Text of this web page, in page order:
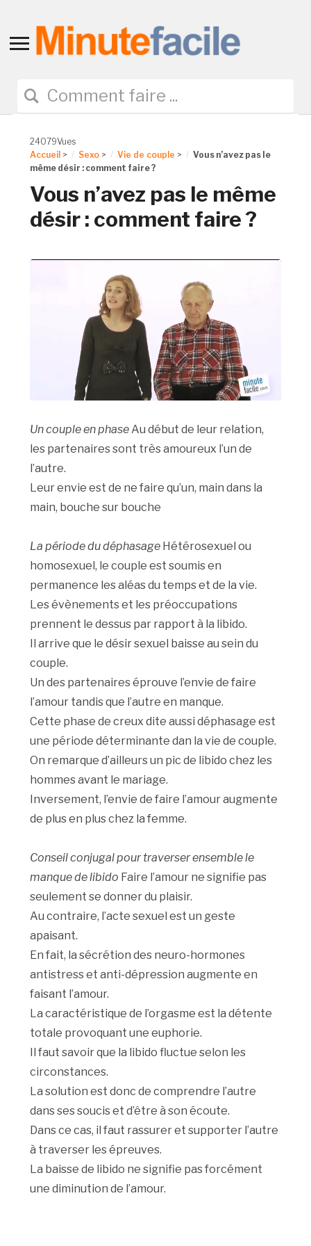
Toggle
navigation
24079Vues
Accueil > Sexo > Vie de couple >
Vous n’avez pas le
même désir : comment faire ?
Vous n’avez pas le même
désir : comment faire ?
Un couple en phaseAu début de leur relation,
les partenaires sont très amoureux l’un de
l’autre.
Leur envie est de ne faire qu’un, main dans la
main, bouche sur bouche
La période du déphasage Hétérosexuel ou
homosexuel, le couple est soumis en
permanence les aléas du temps et de la vie.
Les évènements et les préoccupations
prennent le dessus par rapport à la libido.
Il arrive que le désir sexuel baisse au sein du
couple.
Un des partenaires éprouve l’envie de faire
l’amour tandis que l’autre en manque.
Cette phase de creux dite aussi déphasage est
une période déterminante dan la vie de couple.
On remarque d’ailleurs un pic de libido chez les
hommes avant le mariage.
Inversement, l’envie de faire l’amour augmente
de plus en plus chez la femme.
Conseil conjugal pour traverser ensemble le
manque de libido Faire l’amour ne signifie pas
seulement se donner du plaisir.
Au contraire, l’acte sexuel est un geste
apaisant.
En fait, la sécrétion des neuro-hormones
antistress et anti-dépression augmente en
faisant l’amour.
La caractéristique de l’orgasme est la détente
totale provoquant une euphorie.
Il faut savoir que la libido fluctue selon les
circonstances.
La solution est donc de comprendre l’autre
dans ses soucis et d’être à son écoute.
Dans ce cas, il faut rassurer et supporter l’autre
à traverser les épreuves.
La baisse de libido ne signifie pas forcément
une diminution de l’amour.